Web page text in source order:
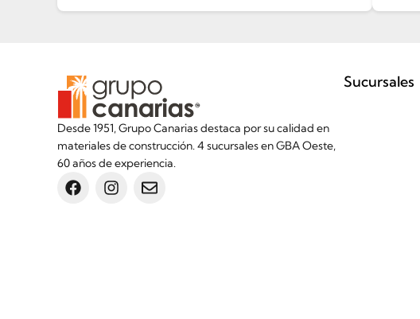
Desde 1951, Grupo Canarias destaca por su calidad en
materiales de construcción. 4 sucursales en GBA Oeste,
60 años de experiencia.
Sucursales